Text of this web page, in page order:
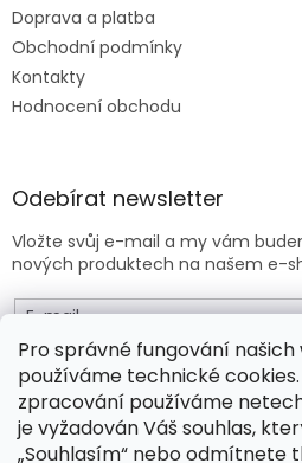
Pro správné fungování
používáme technické
zpracování používáme
je vyžadován Váš souhlas,
„Souhlasím“ nebo odmítnete
Doprava a platba
Obchodní podmínky
Kontakty
Hodnocení obchodu
Odebírat newsletter
Vložte svůj e-mail a my vám
nových produktech na našem e-
E-mail
Vložením e-mailu souhlasíte s
PŘIHLÁSIT SE